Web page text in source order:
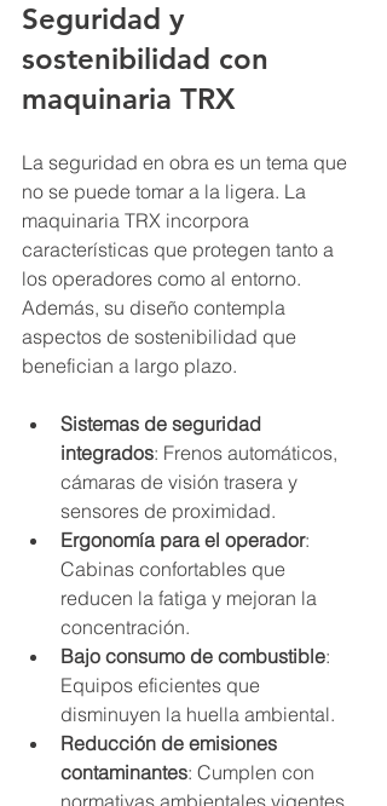
Seguridad y
sostenibilidad con
maquinaria TRX
La seguridad en obra es un tema que
no se puede tomar a la ligera. La
maquinaria TRX incorpora
características que protegen tanto a
los operadores como al entorno.
Además, su diseño contempla
aspectos de sostenibilidad que
benefician a largo plazo.
Sistemas de seguridad
integrados: Frenos automáticos,
cámaras de visión trasera y
sensores de proximidad.
Ergonomía para el operador:
Cabinas confortables que
reducen la fatiga y mejoran la
concentración.
Bajo consumo de combustible:
Equipos eficientes que
disminuyen la huella ambiental.
Reducción de emisiones
contaminantes: Cumplen con
normativas ambientales vigentes